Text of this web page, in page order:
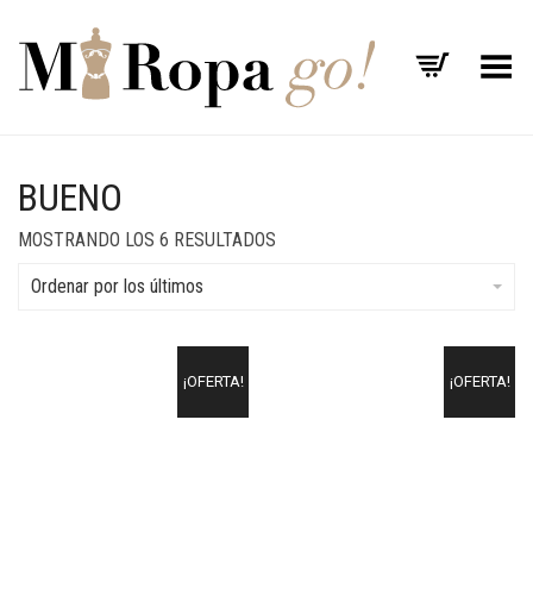
Menú
BUENO
MOSTRANDO LOS 6 RESULTADOS
Ordenar por los últimos
¡OFERTA! ¡OFERTA!